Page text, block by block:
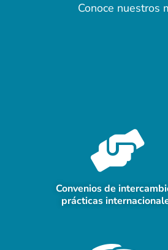
Conoce nuestros
Convenios de
prácticas